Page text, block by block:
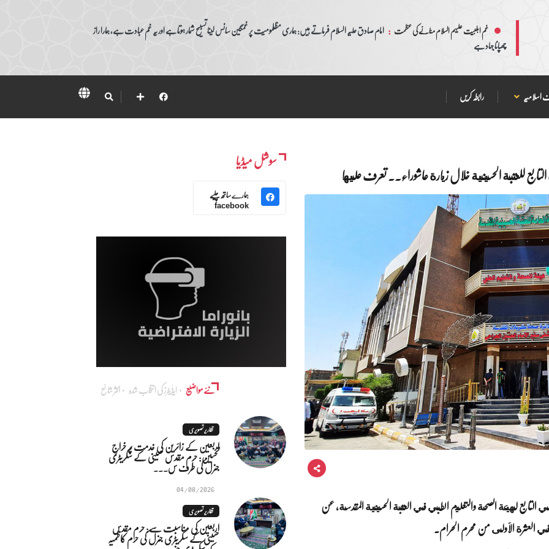
غم اہلبیت علیہم السلام منانے کی عظمت : امام صادق علیہ السلام فرماتے ہیں: ہماری مظلمومیت پر غمگین سانس لینا تسبیح شمار ہوتا ہے اور یہ غم عبادت ہے، ہمارا راز
چھپانا جہاد ہے
اسلامیہ رابطہ کریں
للعتبة الحسينية خلال زيارة عاشوراء.. تعرف عليها
لهيئة الصحة والتعليم الطبي في العتبة الحسينية المقدسة، عن
العشرة الأولى من محرم الحرام.
سوشل میڈیا
ہمارے ساتھ چلیے
facebook
نئے مواضیع ایڈٰیٹرز کی انتخاب شدہ اکثر شائع
تقاریر تصویری
اربعین کے زائرین کی خدمت پر خراجِ
تحسین: حرم مقدس حسینی کے سکریٹری
جنرل کی طرف س...
04/08/2026
تقاریر تصویری
اربعین کی مناسبت سے: حرم مقدس
حسینی کے سکریٹری جنرل کی حرم کاظمیہ